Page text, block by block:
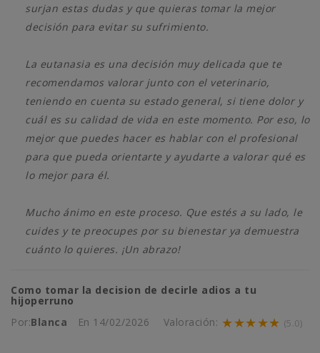
surjan estas dudas y que quieras tomar la mejor
decisión para evitar su sufrimiento.
La eutanasia es una decisión muy delicada que te
recomendamos valorar junto con el veterinario,
teniendo en cuenta su estado general, si tiene dolor y
cuál es su calidad de vida en este momento. Por eso, lo
mejor que puedes hacer es hablar con el profesional
para que pueda orientarte y ayudarte a valorar qué es
lo mejor para él.
Mucho ánimo en este proceso. Que estés a su lado, le
cuides y te preocupes por su bienestar ya demuestra
cuánto lo quieres. ¡Un abrazo!
Como tomar la decision de decirle adios a tu
hijoperruno
Por:Blanca En 14/02/2026 Valoración: ★★★★★ (5.0)